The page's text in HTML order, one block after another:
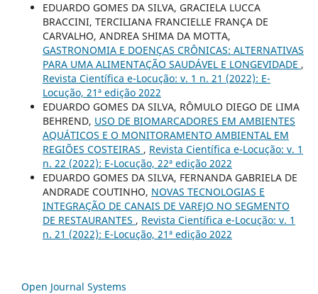
EDUARDO GOMES DA SILVA, GRACIELA LUCCA
BRACCINI, TERCILIANA FRANCIELLE FRANÇA DE
CARVALHO, ANDREA SHIMA DA MOTTA,
GASTRONOMIA E DOENÇAS CRÔNICAS: ALTERNATIVAS
PARA UMA ALIMENTAÇÃO SAUDÁVEL E LONGEVIDADE ,
Revista Científica e-Locução: v. 1 n. 21 (2022): E-
Locução, 21ª edição 2022
EDUARDO GOMES DA SILVA, RÔMULO DIEGO DE LIMA
BEHREND, USO DE BIOMARCADORES EM AMBIENTES
AQUÁTICOS E O MONITORAMENTO AMBIENTAL EM
REGIÕES COSTEIRAS , Revista Científica e-Locução: v. 1
n. 22 (2022): E-Locução, 22ª edição 2022
EDUARDO GOMES DA SILVA, FERNANDA GABRIELA DE
ANDRADE COUTINHO, NOVAS TECNOLOGIAS E
INTEGRAÇÃO DE CANAIS DE VAREJO NO SEGMENTO
DE RESTAURANTES , Revista Científica e-Locução: v. 1
n. 21 (2022): E-Locução, 21ª edição 2022
Open Journal Systems